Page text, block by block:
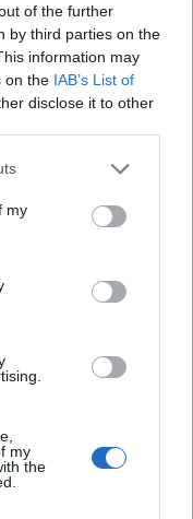
of the further
by third parties on the
information may
on the IAB’s List of
disclose it to other
my
my
the
pegatina. O muy
y con qué mirar la
y fabricado por